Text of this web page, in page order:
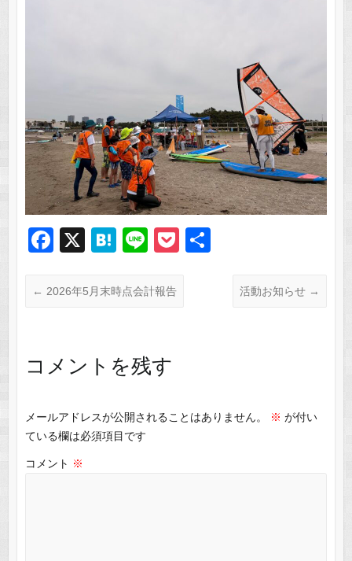
F
c
o
k
X
H
e
Li
e
P
← 2026年5月末時点会計報告 活動お知らせ →
コメントを残す
メールアドレスが公開されることはありません。 ※ が付い
ている欄は必須項目です
コメント ※